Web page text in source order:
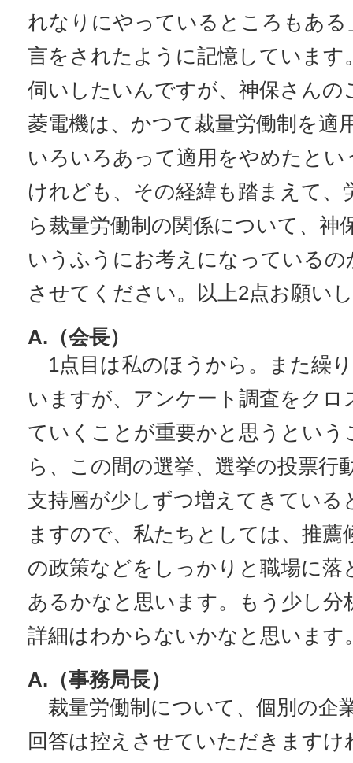
れなりにやっているところもある
言をされたように記憶しています
伺いしたいんですが、神保さんの
菱電機は、かつて裁量労働制を適
いろいろあって適用をやめたと
けれども、その経緯も踏まえて、
ら裁量労働制の関係について、神
いうふうにお考えになっている
させてください。以上2点お願い
A.（会長）
1点目は私のほうから。また繰
いますが、アンケート調査をクロ
ていくことが重要かと思うという
ら、この間の選挙、選挙の投票行
支持層が少しずつ増えてきている
ますので、私たちとしては、推薦
の政策などをしっかりと職場に落
あるかなと思います。もう少し分
詳細はわからないかなと思います
A.（事務局長）
裁量労働制について、個別の企
回答は控えさせていただきますけ